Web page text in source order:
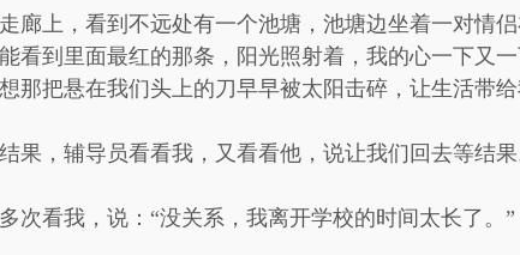
廊上，看到不远处有一个池塘，池塘边坐着一对情
看到里面最红的那条，阳光照射着，我的心一下又
那把悬在我们头上的刀早早被太阳击碎，让生活带给
果，辅导员看看我，又看看他，说让我们回去等结果
次看我，说：“没关系，我离开学校的时间太长了。”